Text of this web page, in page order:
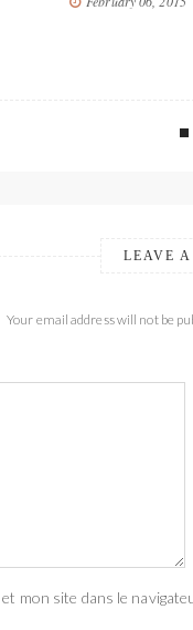
LEAVE
Your email address will not be
mon site dans le